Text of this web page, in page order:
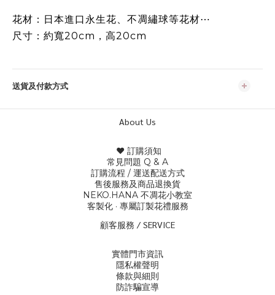
花材：日本進口永生花、不凋繡球等花材⋯
尺寸：約寬20cm，高20cm
送貨及付款方式
About Us
♥ 訂購須知
常見問題 Q & A
訂購流程 / 運送配送方式
售後服務及商品退換貨
NEKO.HANA 不凋花小教室
客製化 · 專屬訂製花禮服務
顧客服務 / SERVICE
實體門市資訊
隱私權聲明
條款與細則
防詐騙宣導